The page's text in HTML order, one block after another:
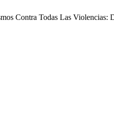
Contra Todas Las Violencias: